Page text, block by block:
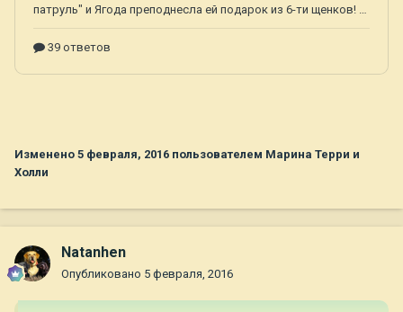
Изменено 5 февраля, 2016 пользователем Марина Терри и
Холли
Natanhen
Опубликовано 5 февраля, 2016